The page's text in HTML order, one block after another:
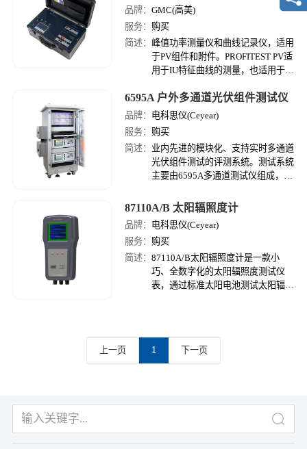
品牌：GMC(高美)
服务： 购买
简述： 峰值功率测量仪和曲线记录仪，适用
于PV组件和附件。PROFITEST PV适
用于IU特征曲线的测量，也适用于独
6595A 户外多通道光伏组件测试仪
品牌： 电科思仪(Ceyear)
服务： 购买
简述： 业内先进的模块化、支持实时多通道
光伏组件测试的评测系统。测试系统
主要由6595A多通道测试仪组成，单
显示能力，提供真6路电子负载，提
供多至6通道的实时同步测试能力，
并可根据用户需求订制通道数量及测
试模块的测试功率。多台测试仪通过
联网控制组成评测系统，可进行多至
300个光伏组件的同步测试，是实现
户外光伏组件性能比对的优选设备。
87110A/B 太阳辐照度计
品牌： 电科思仪(Ceyear)
服务： 购买
简述：87110A/B太阳辐照度计是一款小
巧、全数字化的太阳辐照度测试仪
表，通过标准太阳电池测试太阳辐照
蓝牙或串行接口连至电脑或智能手机
端进行显示存储,并可与中电科思仪
上一页 1 下一页